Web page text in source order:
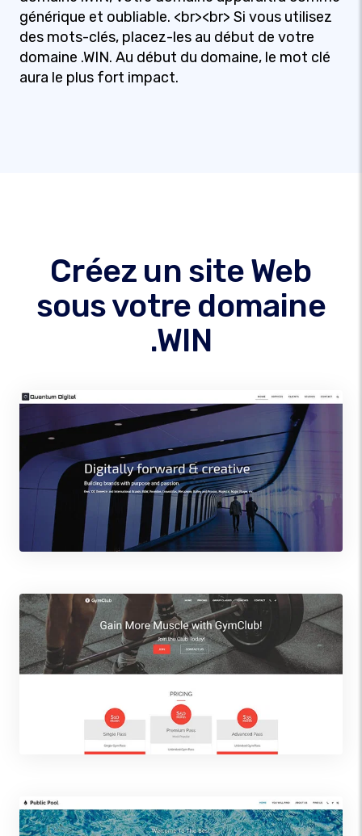
générique et oubliable. <br><br> Si vous utilisez
des mots-clés, placez-les au début de votre
domaine .WIN. Au début du domaine, le mot clé
aura le plus fort impact.
Créez un site Web
sous votre domaine
.WIN